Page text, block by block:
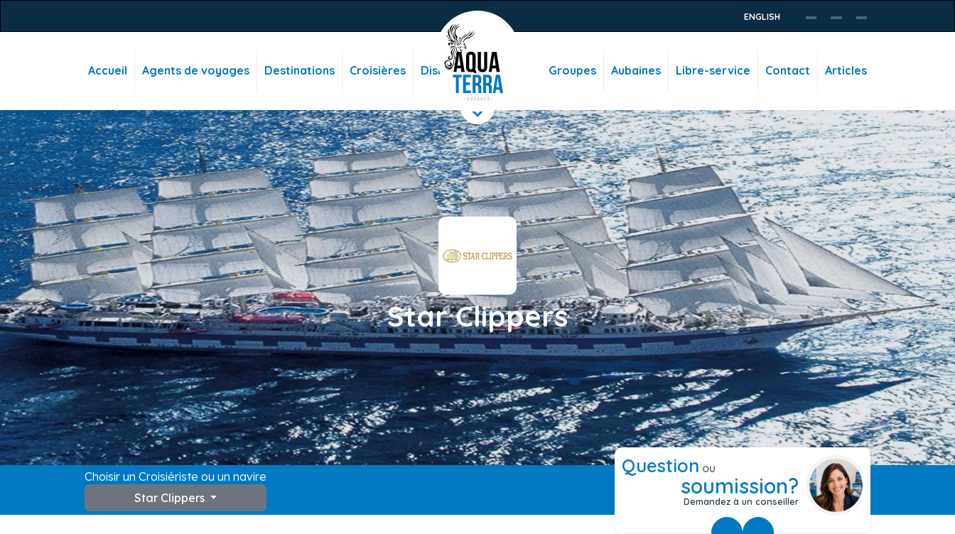
ENGLISH
Accueil Agents de voyages Destinations Croisières Disney Groupes Aubaines Libre-service Contact Articles
Star Clippers
Choisir un Croisiériste ou un navire
Star Clippers
Question ou
soumission?
Demandez à un conseiller